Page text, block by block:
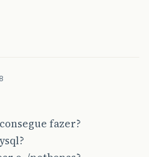
fazer?